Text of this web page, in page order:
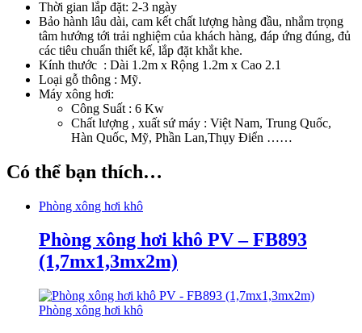
Thời gian lắp đặt: 2-3 ngày
Bảo hành lâu dài, cam kết chất lượng hàng đầu, nhắm trọng
tâm hướng tới trải nghiệm của khách hàng, đáp ứng đúng, đủ
các tiêu chuẩn thiết kế, lắp đặt khắt khe.
Kính thước : Dài 1.2m x Rộng 1.2m x Cao 2.1
Loại gỗ thông : Mỹ.
Máy xông hơi:
Công Suất : 6 Kw
Chất lượng , xuất sứ máy : Việt Nam, Trung Quốc,
Hàn Quốc, Mỹ, Phần Lan,Thụy Điển ……
Có thể bạn thích…
Phòng xông hơi khô
Phòng xông hơi khô PV – FB893
(1,7mx1,3mx2m)
Phòng xông hơi khô